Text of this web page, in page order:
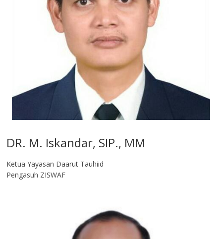
DR. M. Iskandar, SIP., MM
Ketua Yayasan Daarut Tauhiid
Pengasuh ZISWAF